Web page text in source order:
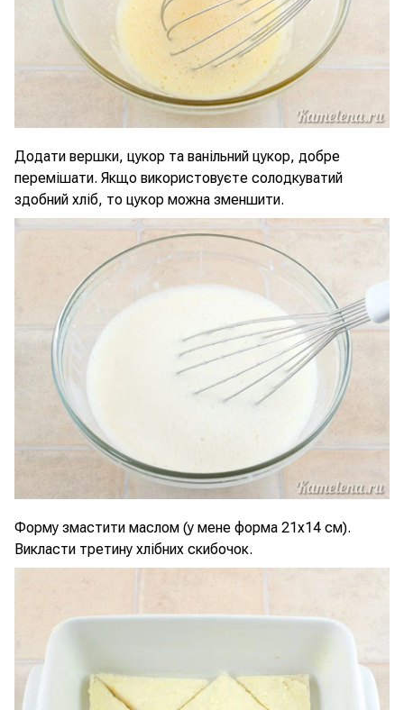
Додати вершки, цукор та ванільний цукор, добре
перемішати. Якщо використовуєте солодкуватий
здобний хліб, то цукор можна зменшити.
Форму змастити маслом (у мене форма 21х14 см).
Викласти третину хлібних скибочок.